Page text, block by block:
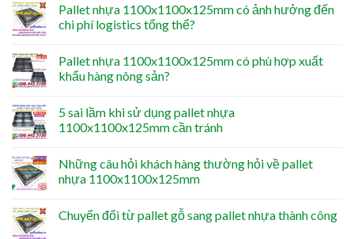
Pallet nhựa 1100x1100x125mm có ảnh hưởng đến
chi phí logistics tổng thể?
Pallet nhựa 1100x1100x125mm có phù hợp xuất
khẩu hàng nông sản?
5 sai lầm khi sử dụng pallet nhựa
1100x1100x125mm cần tránh
Những câu hỏi khách hàng thường hỏi về pallet
nhựa 1100x1100x125mm
Chuyển đổi từ pallet gỗ sang pallet nhựa thành công